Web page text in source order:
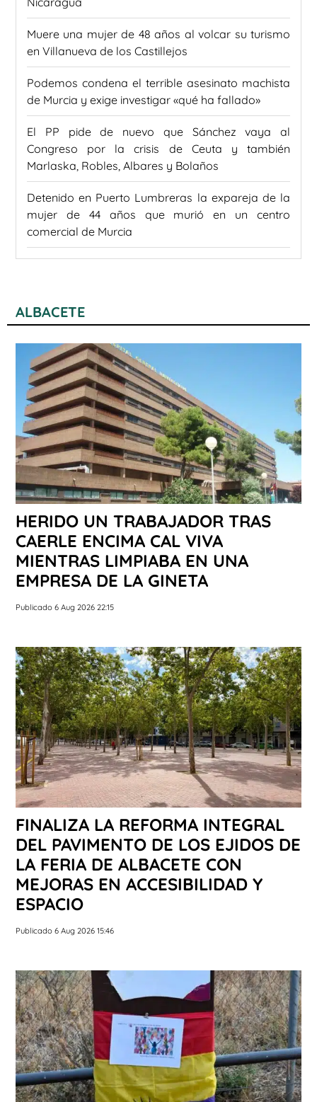
Muere una mujer de 48 años al volcar su turismo
en Villanueva de los Castillejos
Podemos condena el terrible asesinato machista
de Murcia y exige investigar «qué ha fallado»
El PP pide de nuevo que Sánchez vaya al
Congreso por la crisis de Ceuta y también
Marlaska, Robles, Albares y Bolaños
Detenido en Puerto Lumbreras la expareja de la
mujer de 44 años que murió en un centro
comercial de Murcia
ALBACETE
HERIDO UN TRABAJADOR TRAS
CAERLE ENCIMA CAL VIVA
MIENTRAS LIMPIABA EN UNA
EMPRESA DE LA GINETA
Publicado 6 Aug 2026 22:15
FINALIZA LA REFORMA INTEGRAL
DEL PAVIMENTO DE LOS EJIDOS DE
LA FERIA DE ALBACETE CON
MEJORAS EN ACCESIBILIDAD Y
ESPACIO
Publicado 6 Aug 2026 15:46